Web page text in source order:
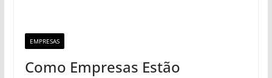
EMPRESAS
Como Empresas Estão